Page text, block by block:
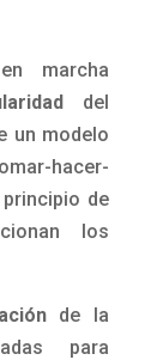
marcha
del
un modelo
hacer-
de
los
de la
para